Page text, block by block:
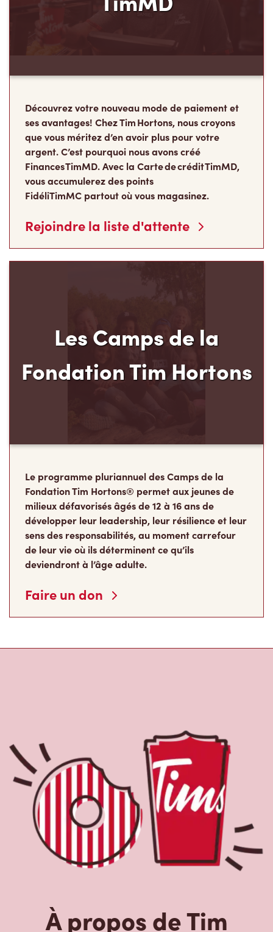
ses avantages! Chez Tim Hortons, nous croyons
que vous méritez d’en avoir plus pour votre
argent. C’est pourquoi nous avons créé
Finances TimMD. Avec la Carte de crédit TimMD,
vous accumulerez des points
FidéliTimMC partout où vous magasinez.
Rejoindre la liste d'attente
Fondation Tim Hortons
Fondation Tim Hortons® permet aux jeunes de
milieux défavorisés âgés de 12 à 16 ans de
développer leur leadership, leur résilience et leur
sens des responsabilités, au moment carrefour
de leur vie où ils déterminent ce qu’ils
deviendront à l’âge adulte.
Faire un don
À propos de Tim